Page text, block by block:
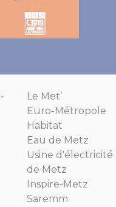
Le Met’
Euro-Métropole
Habitat
Eau de Metz
Usine d'électricité
de Metz
Inspire-Metz
Saremm